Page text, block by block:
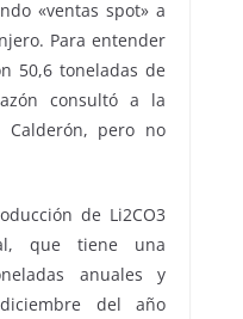
«ventas spot» a
Para entender
50,6 toneladas de
consultó a la
Calderón, pero no
de Li2CO3
que tiene una
anuales y
del año